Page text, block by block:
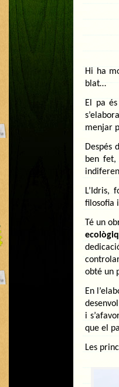
Hi ha
blat…
El pa
menjar
Despés
ben
L’Idris,
filosofia
Té un
obté un
En
i
que el
Les